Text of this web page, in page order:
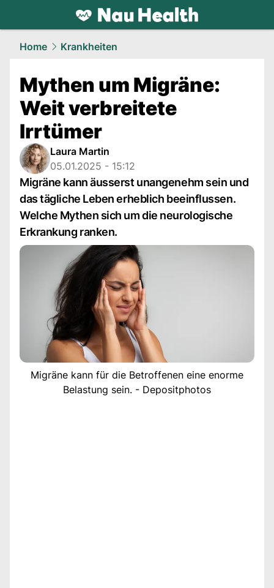
health.NAU.ch
Home Krankheiten
Mythen um Migräne:
Weit verbreitete
Irrtümer
Laura Martin
05.01.2025 - 15:12
Migräne kann äusserst unangenehm sein und
das tägliche Leben erheblich beeinflussen.
Welche Mythen sich um die neurologische
Erkrankung ranken.
Migräne kann für die Betroffenen eine enorme
Belastung sein. - Depositphotos